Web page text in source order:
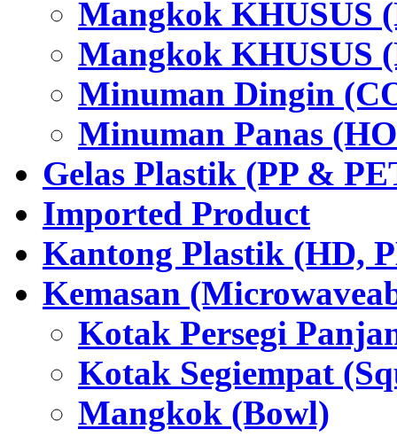
Mangkok KHUSUS
Mangkok KHUSUS
Minuman Dingin
Minuman Panas
Gelas Plastik (PP &
Imported Product
Kantong Plastik (HD,
Kemasan
Kotak Persegi
Kotak Segiempat
Mangkok (Bowl)